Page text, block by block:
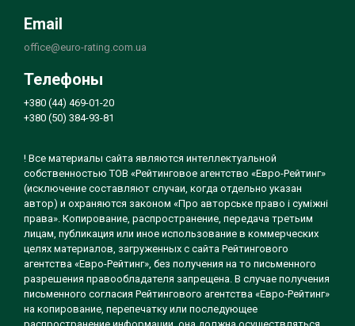
Email
office@euro-rating.com.ua
Телефоны
+380 (44) 469-01-20
+380 (50) 384-93-81
! Все материалы сайта являются интеллектуальной
собственностью ТОВ «Рейтинговое агентство «Евро-Рейтинг»
(исключение составляют случаи, когда отдельно указан
автор) и охраняются законом «Про авторське право і суміжні
права». Копирование, распространение, передача третьим
лицам, публикация или иное использование в коммерческих
целях материалов, загруженных с сайта Рейтингового
агентства «Евро-Рейтинг», без получения на то письменного
разрешения правообладателя запрещена. В случае получения
письменного согласия Рейтингового агентства «Евро-Рейтинг»
на копирование, перепечатку или последующее